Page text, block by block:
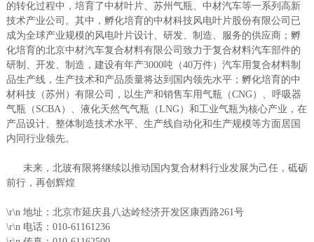
的转化过程中，培育了中材叶片、苏州气瓶、中材汽车等一系列高新
技术产业公司。其中，孵化培育的中材科技风电叶片股份有限公司已
成为全球产业规模的风电叶片设计、研发、制造、服务的供应商；孵
化培育的北京中材汽车复合材料有限公司致力于复合材料汽车部件的
研制、开发、制造，建设有年产3000吨（40万件）汽车用复合材料制
品生产线，生产技术和产品质量将达到国内领先水平；孵化培育的中
材科技（苏州）有限公司，以生产和销售车用气瓶（CNG）、呼吸器
气瓶（SCBA）、液化天然气气瓶（LNG）和工业气瓶为核心产业，在
产品设计、整体制造技术水平、生产线自动化和生产规模等方面居国
内同行业领先。
未来，北玻有限将继续以推动国内复合材料行业发展为己任，砥砺
前行，再创辉煌
\r\n 地址：北京市延庆县八达岭经济开发区康西路261号
\r\n 电话：010-61161236